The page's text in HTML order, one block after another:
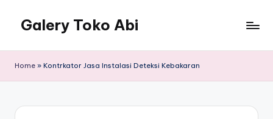
Galery Toko Abi
Home » Kontrkator Jasa Instalasi Deteksi Kebakaran